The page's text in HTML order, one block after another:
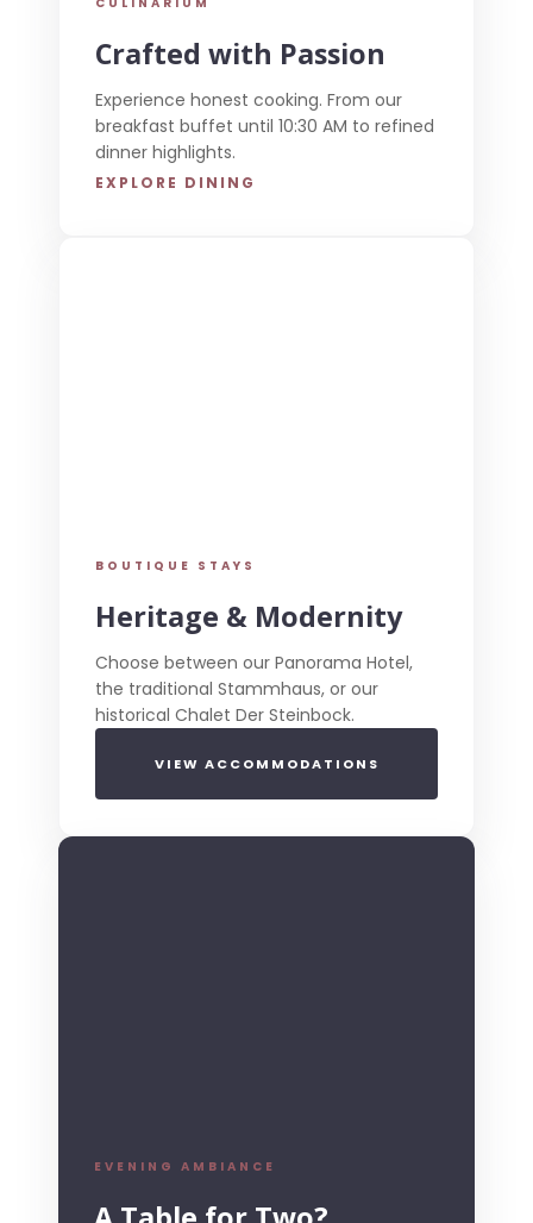
Crafted with Passion
Experience honest cooking. From our
breakfast buffet until 10:30 AM to refined
dinner highlights.
EXPLORE DINING
BOUTIQUE STAYS
Heritage & Modernity
Choose between our Panorama Hotel,
the traditional Stammhaus, or our
historical Chalet Der Steinbock.
VIEW ACCOMMODATIONS
EVENING AMBIANCE